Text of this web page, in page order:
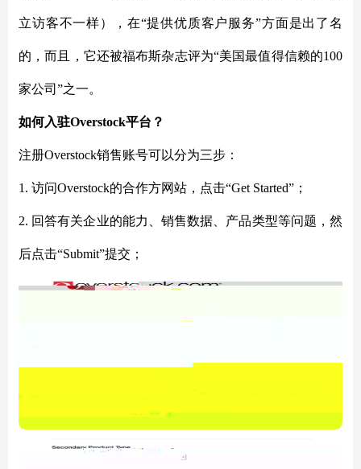
立访客不一样），在“提供优质客户服务”方面是出了名
的，而且，它还被福布斯杂志评为“美国最值得信赖的100
家公司”之一。
如何入驻Overstock平台？
注册Overstock销售账号可以分为三步：
1. 访问Overstock的合作方网站，点击“Get Started”；
2. 回答有关企业的能力、销售数据、产品类型等问题，然
后点击“Submit”提交；